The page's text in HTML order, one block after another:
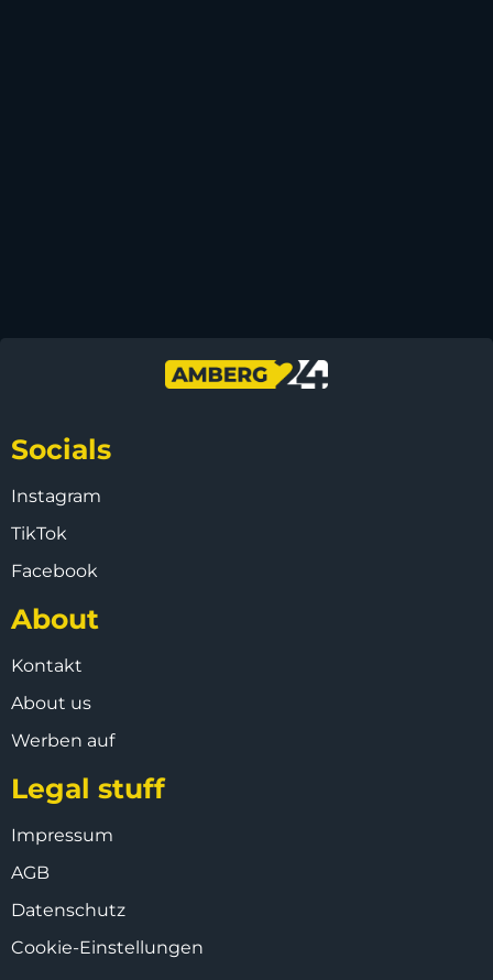
Socials
Instagram
TikTok
Facebook
About
Kontakt
About us
Werben auf
Legal stuff
Impressum
AGB
Datenschutz
Cookie-Einstellungen